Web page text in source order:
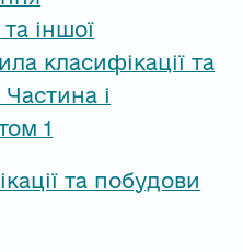
іншої
класифікації та
i
1
та побудови